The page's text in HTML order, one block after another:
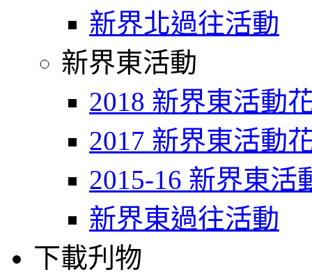
新界北過往活動
新界東活動
2018 新界東活動
2017 新界東活動
2015-16 新界東活
新界東過往活動
下載刋物